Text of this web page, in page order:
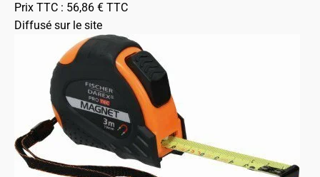
Prix TTC : 56,86 € TTC
Diffusé sur le site